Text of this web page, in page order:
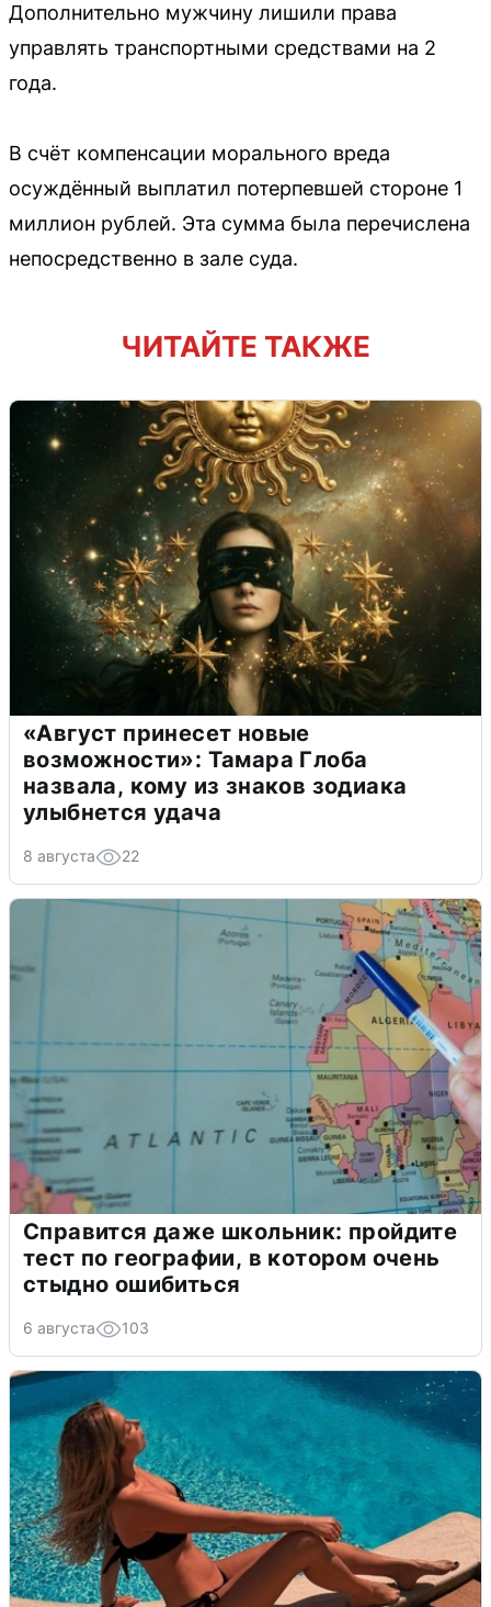
Дополнительно мужчину лишили права
управлять транспортными средствами на 2
года.
В счёт компенсации морального вреда
осуждённый выплатил потерпевшей стороне 1
миллион рублей. Эта сумма была перечислена
непосредственно в зале суда.
ЧИТАЙТЕ ТАКЖЕ
«Август принесет новые
возможности»: Тамара Глоба
назвала, кому из знаков зодиака
улыбнется удача
8 августа 22
Справится даже школьник: пройдите
тест по географии, в котором очень
стыдно ошибиться
6 августа 103